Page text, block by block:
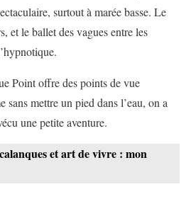
surtout à marée basse. Le
et le ballet des vagues entre les
Point offre des points de vue
sans mettre un pied dans l’eau, on a
une petite aventure.
et art de vivre : mon